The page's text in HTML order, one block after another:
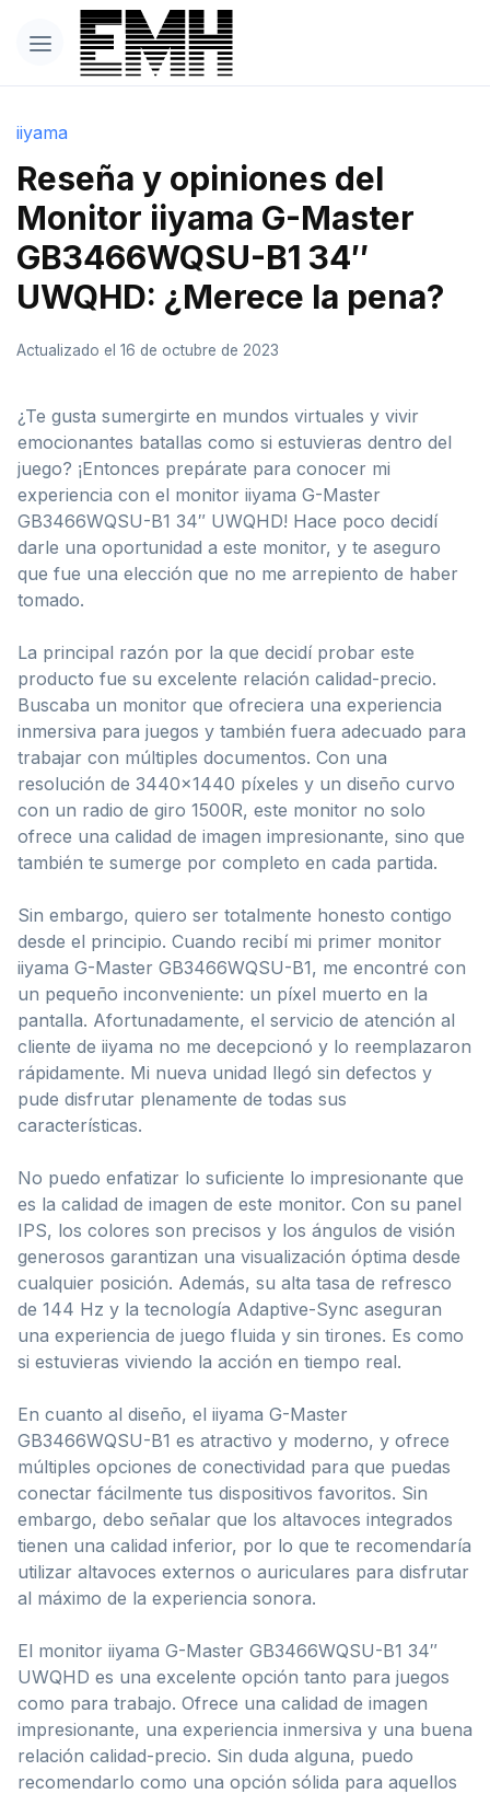
iiyama
Reseña y opiniones del
Monitor iiyama G-Master
GB3466WQSU-B1 34″
UWQHD: ¿Merece la pena?
Actualizado el 16 de octubre de 2023
¿Te gusta sumergirte en mundos virtuales y vivir
emocionantes batallas como si estuvieras dentro del
juego? ¡Entonces prepárate para conocer mi
experiencia con el monitor iiyama G-Master
GB3466WQSU-B1 34″ UWQHD! Hace poco decidí
darle una oportunidad a este monitor, y te aseguro
que fue una elección que no me arrepiento de haber
tomado.
La principal razón por la que decidí probar este
producto fue su excelente relación calidad-precio.
Buscaba un monitor que ofreciera una experiencia
inmersiva para juegos y también fuera adecuado para
trabajar con múltiples documentos. Con una
resolución de 3440×1440 píxeles y un diseño curvo
con un radio de giro 1500R, este monitor no solo
ofrece una calidad de imagen impresionante, sino que
también te sumerge por completo en cada partida.
Sin embargo, quiero ser totalmente honesto contigo
desde el principio. Cuando recibí mi primer monitor
iiyama G-Master GB3466WQSU-B1, me encontré con
un pequeño inconveniente: un píxel muerto en la
pantalla. Afortunadamente, el servicio de atención al
cliente de iiyama no me decepcionó y lo reemplazaron
rápidamente. Mi nueva unidad llegó sin defectos y
pude disfrutar plenamente de todas sus
características.
No puedo enfatizar lo suficiente lo impresionante que
es la calidad de imagen de este monitor. Con su panel
IPS, los colores son precisos y los ángulos de visión
generosos garantizan una visualización óptima desde
cualquier posición. Además, su alta tasa de refresco
de 144 Hz y la tecnología Adaptive-Sync aseguran
una experiencia de juego fluida y sin tirones. Es como
si estuvieras viviendo la acción en tiempo real.
En cuanto al diseño, el iiyama G-Master
GB3466WQSU-B1 es atractivo y moderno, y ofrece
múltiples opciones de conectividad para que puedas
conectar fácilmente tus dispositivos favoritos. Sin
embargo, debo señalar que los altavoces integrados
tienen una calidad inferior, por lo que te recomendaría
utilizar altavoces externos o auriculares para disfrutar
al máximo de la experiencia sonora.
El monitor iiyama G-Master GB3466WQSU-B1 34″
UWQHD es una excelente opción tanto para juegos
como para trabajo. Ofrece una calidad de imagen
impresionante, una experiencia inmersiva y una buena
relación calidad-precio. Sin duda alguna, puedo
recomendarlo como una opción sólida para aquellos